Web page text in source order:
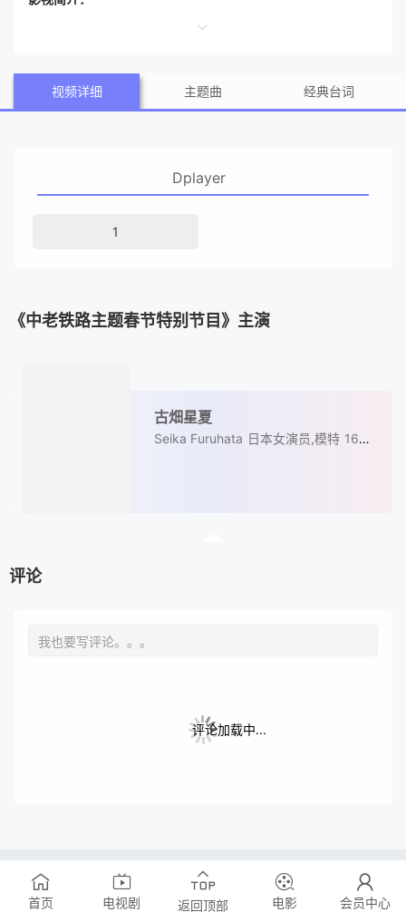
视频详细 主题曲 经典台词
Dplayer
1
《中老铁路主题春节特别节目》主演
古畑星夏
Seika Furuhata 日本女演员,模特 164
评论
评论加载中...
jsqbep
.
首页
电视剧 返回顶部 电影 会员中心